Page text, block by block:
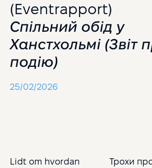
(Eventrapport)
Спільний обід у
Ханстхольмі (Звіт
подію)
25/02/2026
Lidt om hvordan
Трохи